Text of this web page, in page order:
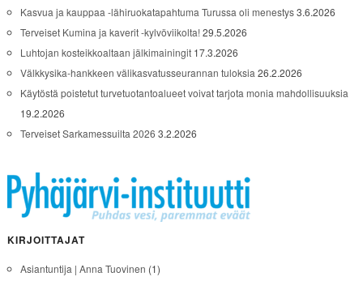
Kasvua ja kauppaa -lähiruokatapahtuma Turussa oli menestys3.6.2026
Terveiset Kumina ja kaverit -kylvöviikolta!29.5.2026
Luhtojan kosteikkoaltaan jälkimainingit 17.3.2026
Välkkysika-hankkeen välikasvatusseurannan tuloksia 26.2.2026
Käytöstä poistetut turvetuotantoalueet voivat tarjota monia mahdollisuuksia
19.2.2026
Terveiset Sarkamessuilta 2026 3.2.2026
KIRJOITTAJAT
Asiantuntija | Anna Tuovinen (1)